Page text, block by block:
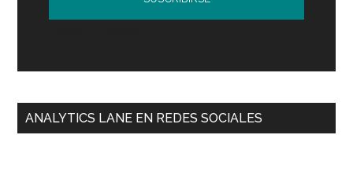
ANALYTICS LANE EN REDES SOCIALES